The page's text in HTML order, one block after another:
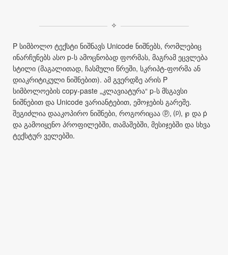
✧
P სიმბოლო ტექსტი ნიშნავს Unicode ნიშნებს, რომლებიც
ინარჩუნებს ასო p‑ს ამოცნობად ფორმას, მაგრამ ეცვლება
სტილი (მაგალითად, ჩასმული წრეში, სკრიპტ‑ფორმა ან
დიაკრიტიკული ნიშნებით). ამ გვერდზე არის P
სიმბოლოების copy‑paste „კლავიატურა“ p‑ს მსგავსი
ნიშნებით და Unicode ვარიანტებით, ემოჯების გარეშე.
შეგიძლია დააკოპირო ნიშნები, როგორიცაა ⓟ, ⒫, ℘ და ṗ
და გამოიყენო პროფილებში, თამაშებში, მესიჯებში და სხვა
ტექსტურ ველებში.